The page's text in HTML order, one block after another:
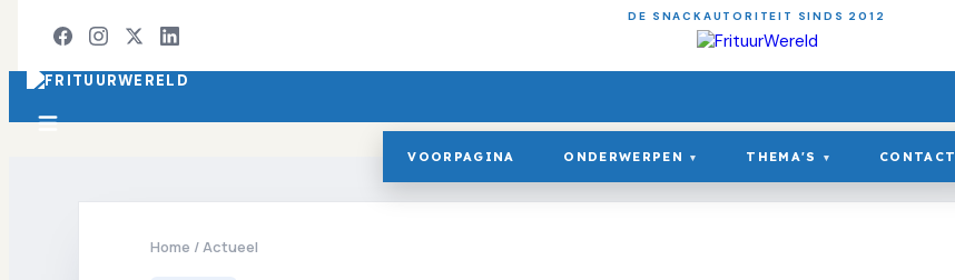
DE SNACKAUTORITEIT SINDS 2012
VOORPAGINA ONDERWERPEN ▾ THEMA'S ▾ CONTACT
Home /Actueel